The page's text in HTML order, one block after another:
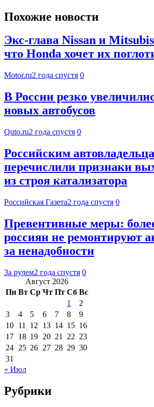
Похожие новости
Экс-глава Nissan и
что Honda хочет их
Motor.ru2 года спустя 0
В России резко
новых автобусов
Quto.ru2 года спустя 0
Российским
перечислили признаки
из строя катализатора
Российская Газета2 года спустя 0
Превентивные меры:
россиян не ремонтируют
за ненадобности
За рулем2 года спустя 0
Август 2026
Пн Вт Ср Чт Пт Сб Вс
1
2
3
4 5 6 7 8
9
10 11 12 13 14 15 16
17 18 19 20 21 22 23
24 25 26 27 28 29 30
31
« Июл
Рубрики